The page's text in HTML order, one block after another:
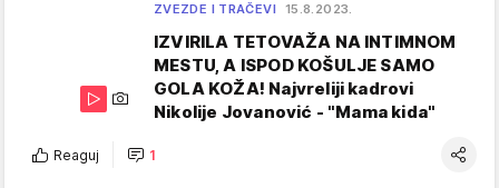
ZVEZDE I TRAČEVI 15.8.2023.
IZVIRILA TETOVAŽA NA INTIMNOM
MESTU, A ISPOD KOŠULJE SAMO
GOLA KOŽA! Najvreliji kadrovi
Nikolije Jovanović - "Mama kida"
Reaguj 1